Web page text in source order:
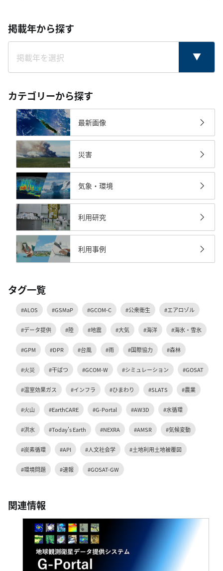
掲載年から探す
カテゴリーから探す
最新画像
災害
気象・環境
利用研究
利用事例
タグ一覧
#ALOS #GSMaP #GCOM-C #公衆衛生 #エアロゾル
#データ提供 #陸 #地震 #大気 #海洋 #海氷・雪氷
#GPM #DPR #台風 #雨 #国際協力 #森林
#火災 #干ばつ #GCOM-W #シミュレーション #GOSAT
#温室効果ガス #インフラ #ひまわり #SLATS #農業
#火山 #EarthCARE #G-Portal #AW3D #水循環
#洪水 #Today's Earth #NEXRA #AMSR #気候変動
#炭素循環 #API #人文社会学 #土地利用土地被覆図
#環境問題 #速報 #GOSAT-GW
関連情報